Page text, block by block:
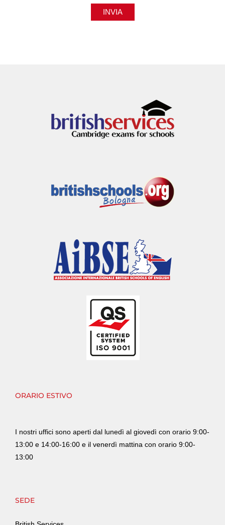
INVIA
SEDE
ORARIO ESTIVO
I nostri uffici sono aperti dal lunedì al giovedì con orario 9:00-
13:00 e 14:00-16:00 e il venerdì mattina con orario 9:00-
13:00